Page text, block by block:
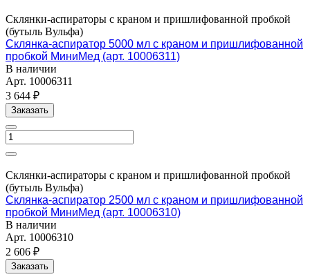
Склянки-аспираторы с краном и пришлифованной пробкой
(бутыль Вульфа)
Склянка-аспиратор 5000 мл с краном и пришлифованной
пробкой МиниМед (арт. 10006311)
В наличии
Арт. 10006311
3 644 ₽
Заказать
Склянки-аспираторы с краном и пришлифованной пробкой
(бутыль Вульфа)
Склянка-аспиратор 2500 мл с краном и пришлифованной
пробкой МиниМед (арт. 10006310)
В наличии
Арт. 10006310
2 606 ₽
Заказать